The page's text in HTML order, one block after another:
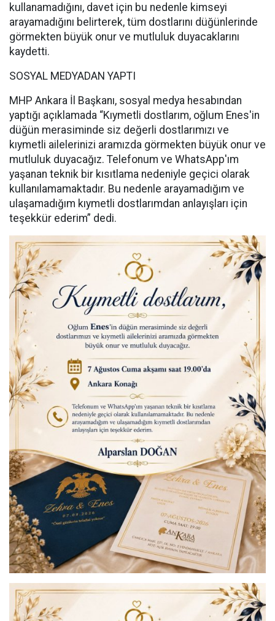
kullanamadığını, davet için bu nedenle kimseyi
arayamadığını belirterek, tüm dostlarını düğünlerinde
görmekten büyük onur ve mutluluk duyacaklarını
kaydetti.
SOSYAL MEDYADAN YAPTI
MHP Ankara İl Başkanı, sosyal medya hesabından
yaptığı açıklamada “Kıymetli dostlarım, oğlum Enes'in
düğün merasiminde siz değerli dostlarımızı ve
kıymetli ailelerinizi aramızda görmekten büyük onur ve
mutluluk duyacağız. Telefonum ve WhatsApp'ım
yaşanan teknik bir kısıtlama nedeniyle geçici olarak
kullanılamamaktadır. Bu nedenle arayamadığım ve
ulaşamadığım kıymetli dostlarımdan anlayışları için
teşekkür ederim” dedi.